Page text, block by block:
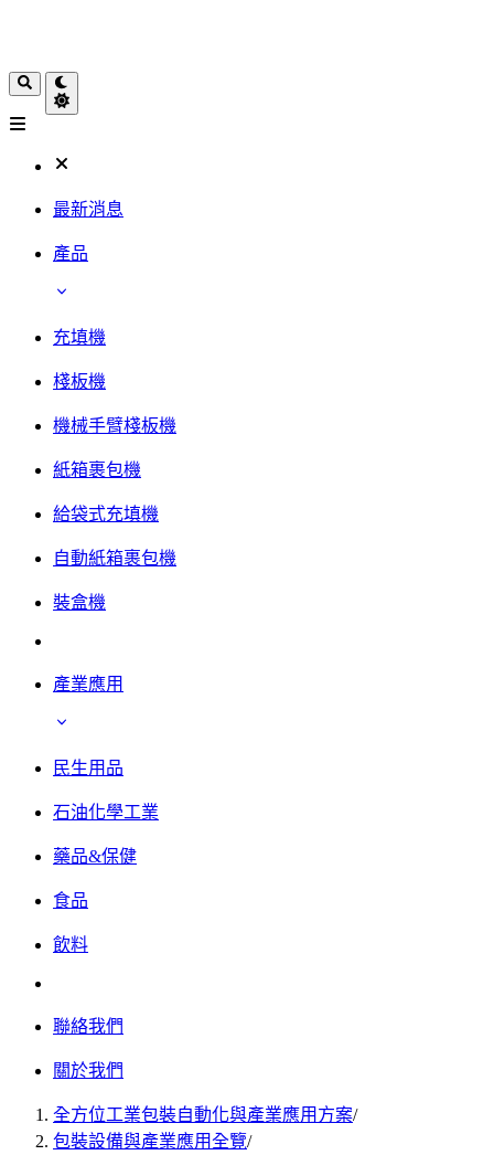
最新消息
產品
充填機
棧板機
機械手臂棧板機
紙箱裹包機
給袋式充填機
自動紙箱裹包機
裝盒機
產業應用
民生用品
石油化學工業
藥品&保健
食品
飲料
聯絡我們
關於我們
全方位工業包裝自動化與產業應用方案/
包裝設備與產業應用全覽/